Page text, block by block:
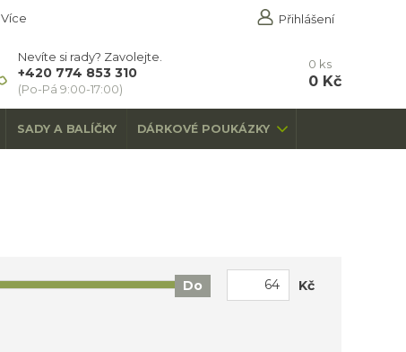
Více Přihlášení
Nevíte si rady? Zavolejte.
+420 774 853 310
(Po-Pá 9:00-17:00)
0 ks
0 Kč
SADY A BALÍČKY DÁRKOVÉ POUKÁZKY
Do Kč